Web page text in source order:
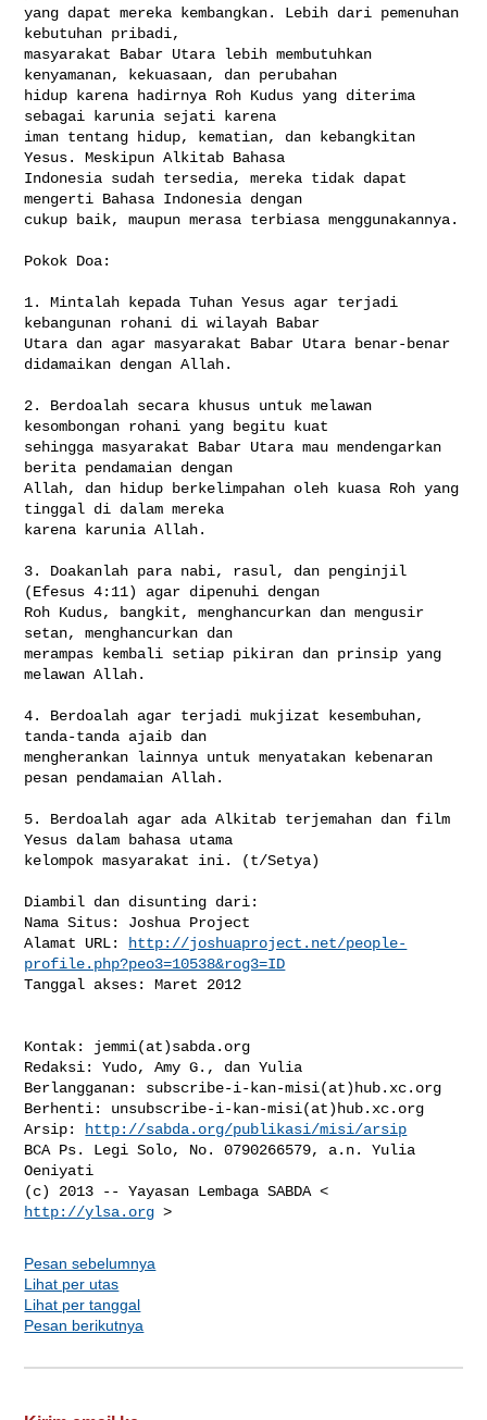
http://joshuaproject.net/people-
profile.php?peo3=10538&rog3=ID
Tanggal akses: Maret 2012
Kontak: jemmi(at)sabda.org
Redaksi: Yudo, Amy G., dan Yulia
Berlangganan: subscribe-i-kan-misi(at)hub.xc.org
Berhenti: unsubscribe-i-kan-misi(at)hub.xc.org
Arsip:
http://sabda.org/publikasi/misi/arsip
BCA Ps. Legi Solo, No. 0790266579, a.n. Yulia
Oeniyati
http://ylsa.org
Pesan sebelumnya
Lihat per utas
Lihat per tanggal
Pesan berikutnya